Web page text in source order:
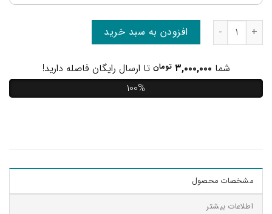
افزودن به سبد خرید
شما ۳,۰۰۰,۰۰۰ تومان تا ارسال رایگان فاصله دارید!
100%
مشخصات محصول
اطلاعات بیشتر